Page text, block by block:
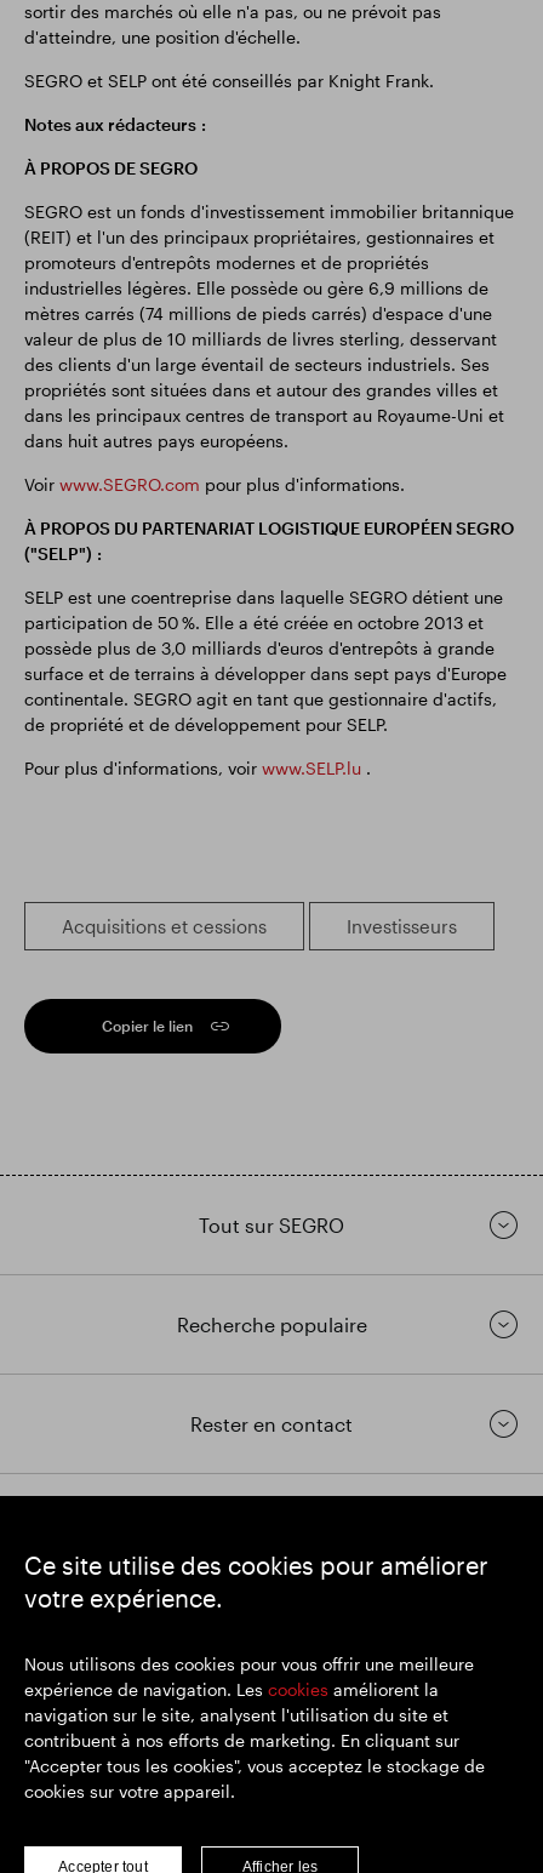
Ce site utilise des cookies pour améliorer
votre expérience.
Nous utilisons des cookies pour vous offrir une meilleure
expérience de navigation. Les cookies améliorent la
navigation sur le site, analysent l'utilisation du site et
contribuent à nos efforts de marketing. En cliquant sur
"Accepter tous les cookies", vous acceptez le stockage de
cookies sur votre appareil.
Accepter tout Afficher les
sortir des marchés où elle n'a pas, ou ne prévoit pas
d'atteindre, une position d'échelle.
SEGRO et SELP ont été conseillés par Knight Frank.
Notes aux rédacteurs :
À PROPOS DE SEGRO
SEGRO est un fonds d'investissement immobilier britannique
(REIT) et l'un des principaux propriétaires, gestionnaires et
promoteurs d'entrepôts modernes et de propriétés
industrielles légères. Elle possède ou gère 6,9 millions de
mètres carrés (74 millions de pieds carrés) d'espace d'une
valeur de plus de 10 milliards de livres sterling, desservant
des clients d'un large éventail de secteurs industriels. Ses
propriétés sont situées dans et autour des grandes villes et
dans les principaux centres de transport au Royaume-Uni et
dans huit autres pays européens.
Voir www.SEGRO.com pour plus d'informations.
À PROPOS DU PARTENARIAT LOGISTIQUE EUROPÉEN SEGRO
("SELP") :
SELP est une coentreprise dans laquelle SEGRO détient une
participation de 50 %. Elle a été créée en octobre 2013 et
possède plus de 3,0 milliards d'euros d'entrepôts à grande
surface et de terrains à développer dans sept pays d'Europe
continentale. SEGRO agit en tant que gestionnaire d'actifs,
de propriété et de développement pour SELP.
Pour plus d'informations, voir www.SELP.lu .
Acquisitions et cessions Investisseurs
Copier le lien
Tout sur SEGRO
Recherche populaire
Rester en contact
SEGRO
Siège social : 1 New Burlington Place, Londres W1S 2HR
Lieu d'immatriculation : Angleterre et Pays de Galles
© SEGRO 2022
Clause de non-responsabilité
Politique de cookies